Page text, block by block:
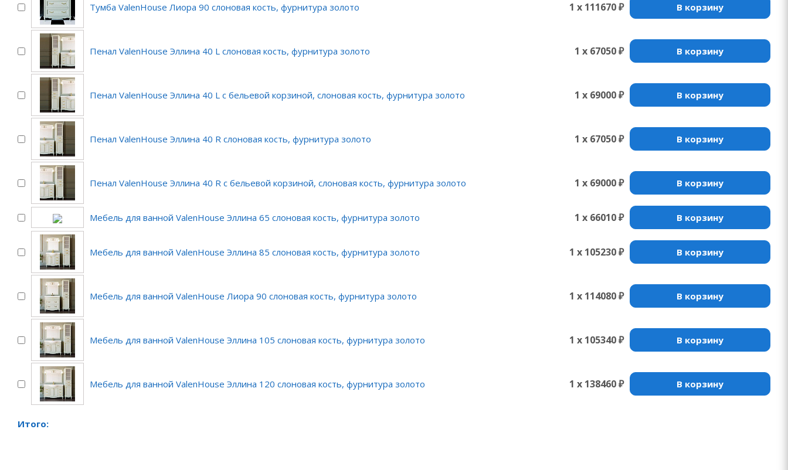
Тумба ValenHouse Лиора 90 слоновая кость, фурнитура золото 1 x 111670 ₽ В корзину
Пенал ValenHouse Эллина 40 L слоновая кость, фурнитура золото 1 x 67050 ₽ В корзину
Пенал ValenHouse Эллина 40 L с бельевой корзиной, слоновая кость, фурнитура золото 1 x 69000 ₽ В корзину
Пенал ValenHouse Эллина 40 R слоновая кость, фурнитура золото 1 x 67050 ₽ В корзину
Пенал ValenHouse Эллина 40 R с бельевой корзиной, слоновая кость, фурнитура золото 1 x 69000 ₽ В корзину
Мебель для ванной ValenHouse Эллина 65 слоновая кость, фурнитура золото 1 x 66010 ₽ В корзину
Мебель для ванной ValenHouse Эллина 85 слоновая кость, фурнитура золото 1 x 105230 ₽ В корзину
Мебель для ванной ValenHouse Лиора 90 слоновая кость, фурнитура золото 1 x 114080 ₽ В корзину
Мебель для ванной ValenHouse Эллина 105 слоновая кость, фурнитура золото 1 x 105340 ₽ В корзину
Мебель для ванной ValenHouse Эллина 120 слоновая кость, фурнитура золото 1 x 138460 ₽ В корзину
Итого: